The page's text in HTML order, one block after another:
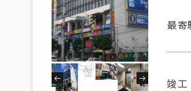
最寄
竣工